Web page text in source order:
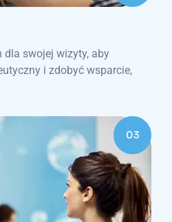
dla swojej wizyty, aby
i zdobyć wsparcie,
03